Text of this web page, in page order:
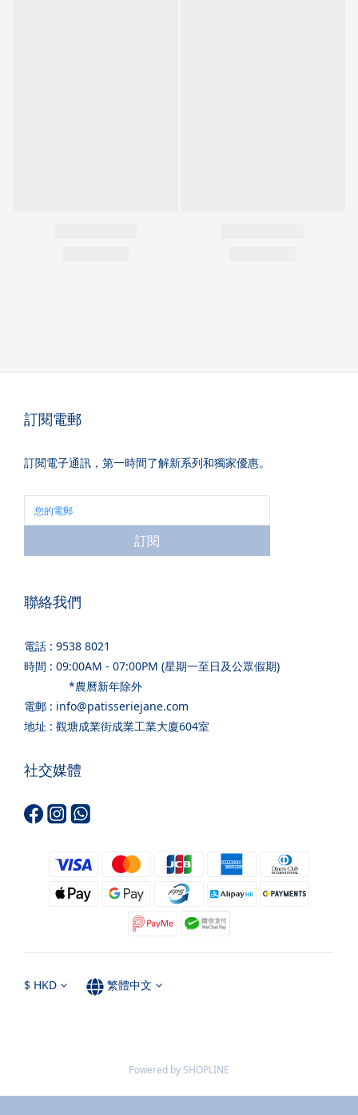
訂閱電郵
訂閱電子通訊，第一時間了解新系列和獨家優惠。
訂閱
聯絡我們
電話 : 9538 8021
時間 : 09:00AM - 07:00PM (星期一至日及公眾假期)
*農曆新年除外
電郵 : info@patisseriejane.com
地址 : 觀塘成業街成業工業大廈604室
社交媒體
$ HKD 繁體中文
Powered by SHOPLINE